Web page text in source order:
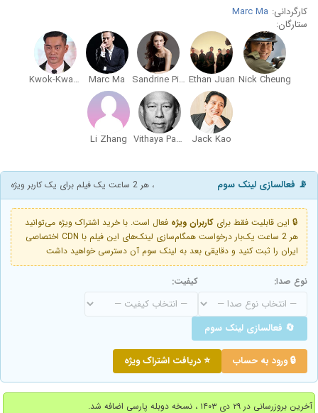
کارگردانی: Marc Ma
ستارگان:
Nick Cheung
Ethan Juan
Sandrine Pinna
Marc Ma
Kwok-Kwan Chan
Jack Kao
Vithaya Pansringarm
Li Zhang
📡 فعالسازی لینک سوم ، هر 2 ساعت یک فیلم برای یک کاربر ویژه
🔒 این قابلیت فقط برای کاربران ویژه فعال است. با خرید اشتراک ویژه می‌توانید
هر 2 ساعت یک‌بار درخواست همگام‌سازی لینک‌های این فیلم با CDN اختصاصی
ایران را ثبت کنید و دقایقی بعد به لینک سوم آن دسترسی خواهید داشت
نوع صدا: کیفیت:
🔄 فعالسازی لینک سوم
🔒 ورود به حساب ⭐ دریافت اشتراک ویژه
آخرین بروزرسانی در ۲۹ دی ۱۴۰۳ ، نسخه دوبله پارسی اضافه شد.